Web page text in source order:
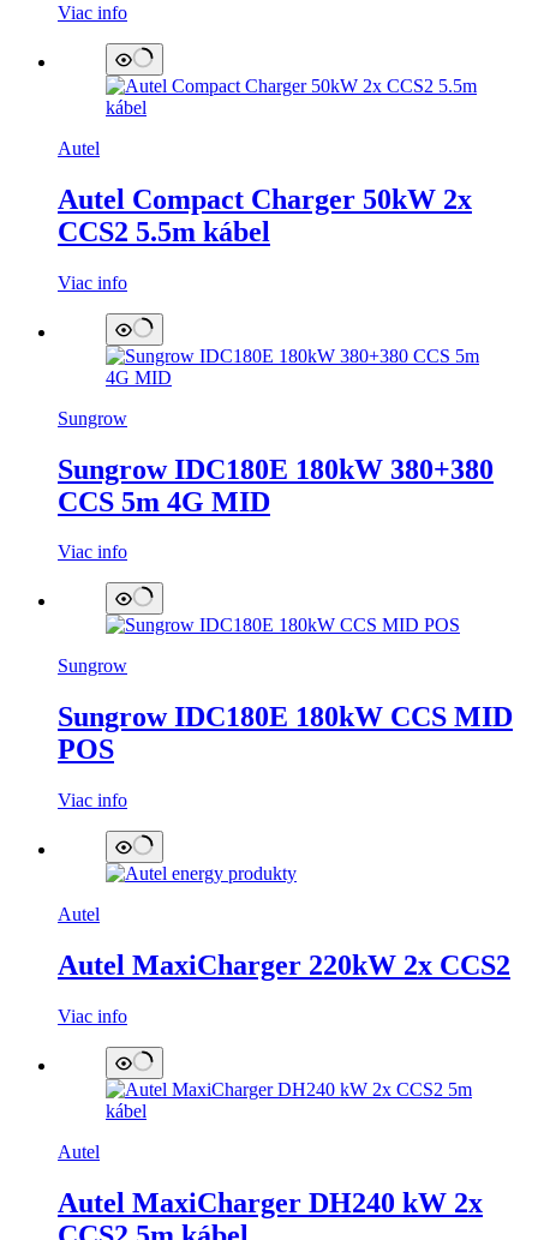
Viac info
Autel
Autel Compact Charger 50kW 2x
CCS2 5.5m kábel
Viac info
Sungrow
Sungrow IDC180E 180kW 380+380
CCS 5m 4G MID
Viac info
Sungrow
Sungrow IDC180E 180kW CCS MID
POS
Viac info
Autel
Autel MaxiCharger 220kW 2x CCS2
Viac info
Autel
Autel MaxiCharger DH240 kW 2x